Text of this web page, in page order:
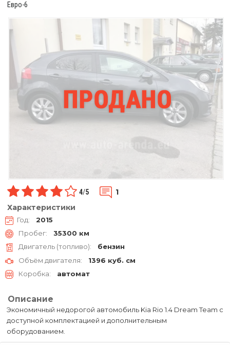
Евро-6
4/5
1
Характеристики
Год:
2015
Пробег:
35300 км
Двигатель (топливо):
бензин
Объём двигателя:
1396 куб. см
Коробка:
автомат
Описание
Экономичный недорогой автомобиль Kia Rio 1.4 Dream Team с
доступной комплектацией и дополнительным
оборудованием.